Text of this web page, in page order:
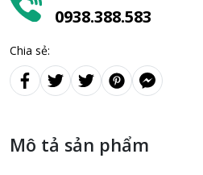
0938.388.583
Chia sẻ:
Mô tả sản phẩm